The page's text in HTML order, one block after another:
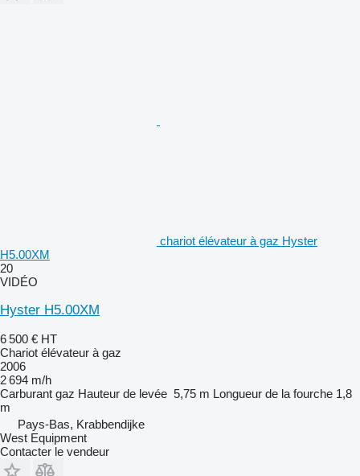
chariot élévateur à gaz Hyster
H5.00XM
20
VIDÉO
Hyster H5.00XM
6 500 € HT
Chariot élévateur à gaz
2006
2 694 m/h
Carburant gaz Hauteur de levée 5,75 m Longueur de la fourche 1,8
m
Pays-Bas, Krabbendijke
West Equipment
Contacter le vendeur